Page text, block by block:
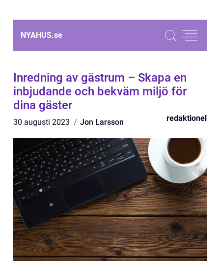
NYAHUS.se
Inredning av gästrum – Skapa en
inbjudande och bekväm miljö för
dina gäster
30 augusti 2023 Jon Larsson redaktionel